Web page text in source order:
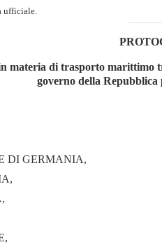
ufficiale.
materia di trasporto marittimo
governo della Repubblica
DI GERMANIA,